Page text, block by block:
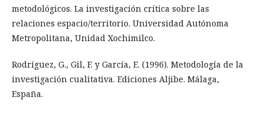
metodológicos. La investigación crítica sobre las
relaciones espacio/territorio. Universidad Autónoma
Metropolitana, Unidad Xochimilco.
Rodríguez, G., Gil, F. y García, E. (1996). Metodología de la
investigación cualitativa. Ediciones Aljibe. Málaga,
España.